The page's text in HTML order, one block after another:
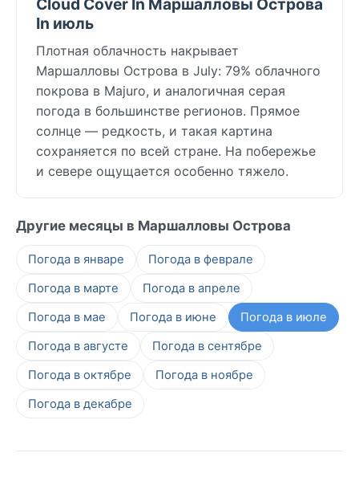
In июль
Плотная облачность накрывает
Маршалловы Острова в July: 79% облачного
покрова в Majuro, и аналогичная серая
погода в большинстве регионов. Прямое
солнце — редкость, и такая картина
сохраняется по всей стране. На побережье
и севере ощущается особенно тяжело.
Другие месяцы в Маршалловы Острова
Погода в январе
Погода в феврале
Погода в марте
Погода в апреле
Погода в мае
Погода в июне
Погода в июле
Погода в августе
Погода в сентябре
Погода в октябре
Погода в ноябре
Погода в декабре